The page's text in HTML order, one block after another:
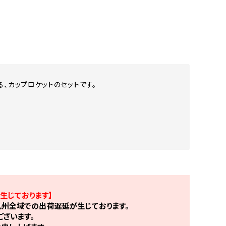
カップロケットのセットです。
ております】
全域での出荷遅延が生じております。
います。